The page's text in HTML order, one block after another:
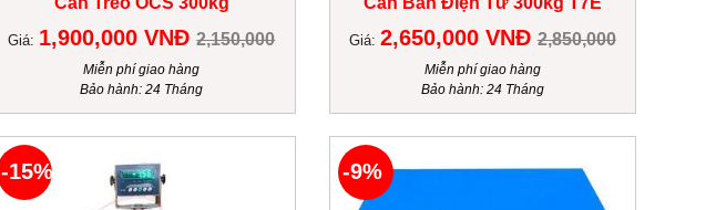
Giá: 1,900,000 VNĐ2,150,000
Miễn phí giao hàng
Bảo hành: 24 Tháng
Giá: 2,650,000 VNĐ2,850,000
Miễn phí giao hàng
Bảo hành: 24 Tháng
-15% -9%